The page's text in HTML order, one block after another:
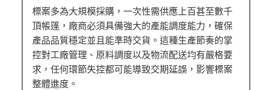
標案多為大規模採購，一次性需供應上百甚至數千
頂帳篷，廠商必須具備強大的產能調度能力，確保
產品品質穩定並且能準時交貨。這種生產節奏的掌
控對工廠管理、原料調度以及物流配送均有嚴格要
求，任何環節失控都可能導致交期延誤，影響標案
整體進度。